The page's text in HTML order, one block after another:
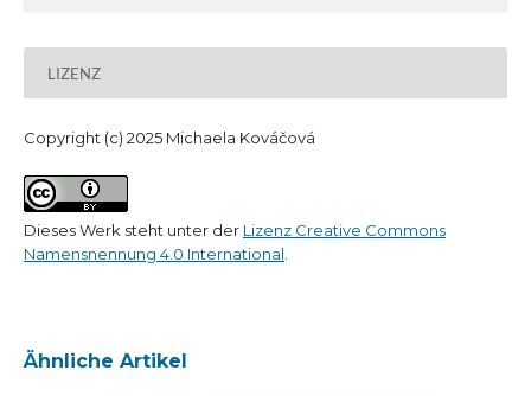
LIZENZ
Copyright (c) 2025 Michaela Kováčová
Dieses Werk steht unter der Lizenz Creative Commons
Namensnennung 4.0 International
Ähnliche Artikel